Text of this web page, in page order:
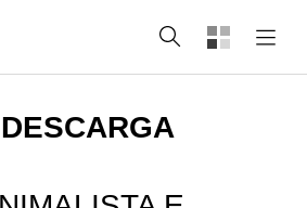
Pesquisa